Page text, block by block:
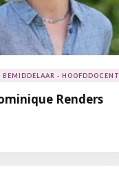
BEMIDDELAAR - HOOFDDOCENT
Renders